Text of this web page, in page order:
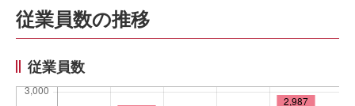
従業員数の推移
従業員数